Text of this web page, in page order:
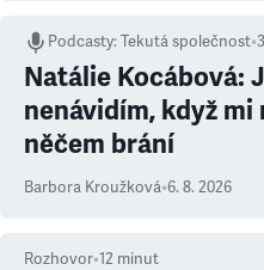
Podcasty:Tekutá společnost•
Natálie Kocábová:
nenávidím, když mi
něčem brání
Barbora Kroužková•6. 8. 2026
Rozhovor•12 minut